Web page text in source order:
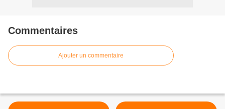
Commentaires
Ajouter un commentaire